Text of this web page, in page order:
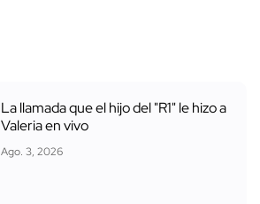
La llamada que el hijo del "R1" le hizo a
Valeria en vivo
Ago. 3, 2026